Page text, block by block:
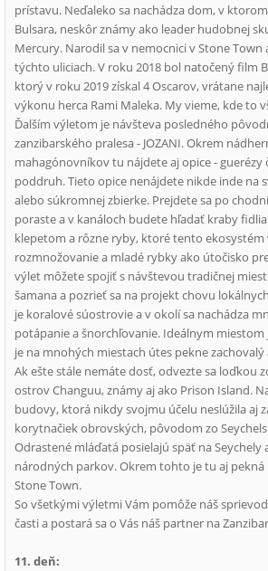
prístavu. Neďaleko sa nachádza dom, v
Bulsara, neskôr známy ako leader hudobnej
Mercury. Narodil sa v nemocnici v Stone
týchto uliciach. V roku 2018 bol natočený film
ktorý v roku 2019 získal 4 Oscarov, vrátane
výkonu herca Rami Maleka. My vieme, kde to
Ďalším výletom je návšteva posledného
zanzibarského pralesa - JOZANI. Okrem
mahagónovníkov tu nájdete aj opice - guerézy
poddruh. Tieto opice nenájdete nikde inde na
alebo súkromnej zbierke. Prejdete sa po
poraste a v kanáloch budete hľadať kraby
klepetom a rôzne ryby, ktoré tento ekosystém
rozmnožovanie a mladé rybky ako útočisko
výlet môžete spojiť s návštevou tradičnej
šamana a pozrieť sa na projekt chovu
je koralové súostrovie a v okolí sa nachádza
potápanie a šnorchľovanie. Ideálnym
je na mnohých miestach útes pekne zachovalý
Ak ešte stále nemáte dosť, odvezte sa loďkou
ostrov Changuu, známy aj ako Prison Island.
budovy, ktorá nikdy svojmu účelu neslúžila aj
korytnačiek obrovských, pôvodom zo
Odrastené mláďatá posielajú späť na Seychely
národných parkov. Okrem tohto je tu aj pekná
Stone Town.
So všetkými výletmi Vám pomôže náš
časti a postará sa o Vás náš partner na
11. deň: